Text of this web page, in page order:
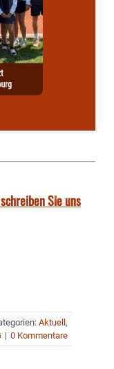
Sie uns
Aktuell ,
| 0 Kommentare